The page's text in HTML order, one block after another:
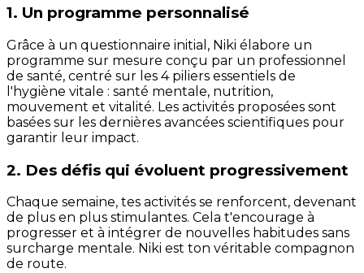
1. Un programme personnalisé
Grâce à un questionnaire initial, Niki élabore un
programme sur mesure conçu par un professionnel
de santé, centré sur les 4 piliers essentiels de
l'hygiène vitale : santé mentale, nutrition,
mouvement et vitalité. Les activités proposées sont
basées sur les dernières avancées scientifiques pour
garantir leur impact.
2. Des défis qui évoluent progressivement
Chaque semaine, tes activités se renforcent, devenant
de plus en plus stimulantes. Cela t'encourage à
progresser et à intégrer de nouvelles habitudes sans
surcharge mentale. Niki est ton véritable compagnon
de route.